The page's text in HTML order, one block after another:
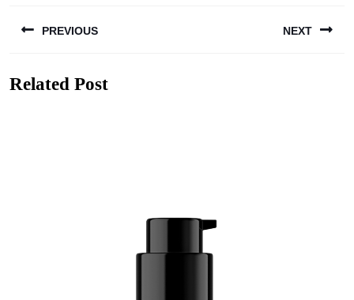
PREVIOUS
post:
NEXT
Related Post